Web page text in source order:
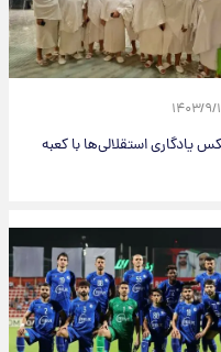
۹/۱۳
یادگاری استقلالی‌ها با کعبه